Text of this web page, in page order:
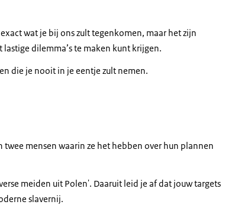
wat je bij ons zult tegenkomen, maar het zijn
dilemma’s te maken kunt krijgen.
die je nooit in je eentje zult nemen.
twee mensen waarin ze het hebben over hun plannen
meiden uit Polen'. Daaruit leid je af dat jouw targets
slavernij.